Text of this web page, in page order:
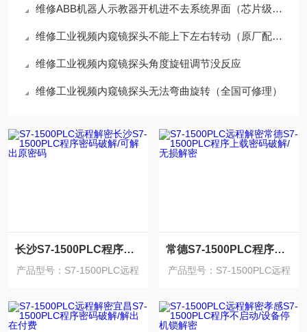
维修ABB机器人示教器开机进不去系统界面（芯片级修理）
维修工业视频内窥镜探头不能上下左右转动（原厂配件修理）
维修工业视频内窥镜探头角度旋钮调节没反应
维修工业视频内窥镜探头无法弯曲旋转（全国可修理）
长沙S7-1500PLC程序密码破解/可解出原密码
产品型号：S7-1500PLC远程
常德S7-1500PLC程序上载密码破解/无损解密
产品型号：S7-1500PLC远程